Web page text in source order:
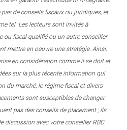
de conseils fiscaux ou juridiques, et
tel. Les lecteurs sont invités à
ou fiscal qualifié ou un autre conseiller
mettre en oeuvre une stratégie. Ainsi,
en considération comme il se doit et
sur la plus récente information qui
du marché, le régime fiscal et divers
sont susceptibles de changer.
pas des conseils de placement ; ils
discussion avec votre conseiller RBC.